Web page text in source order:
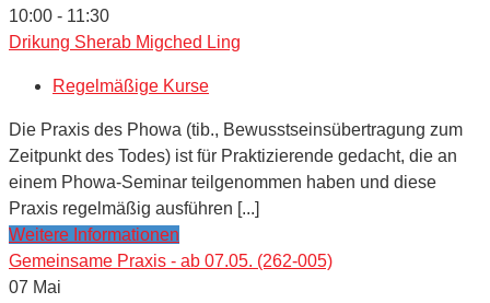
10:00 - 11:30
Drikung Sherab Migched Ling
Regelmäßige Kurse
Die Praxis des Phowa (tib., Bewusstseinsübertragung zum
Zeitpunkt des Todes) ist für Praktizierende gedacht, die an
einem Phowa-Seminar teilgenommen haben und diese
Praxis regelmäßig ausführen [...]
Weitere Informationen
Gemeinsame Praxis - ab 07.05. (262-005)
07 Mai